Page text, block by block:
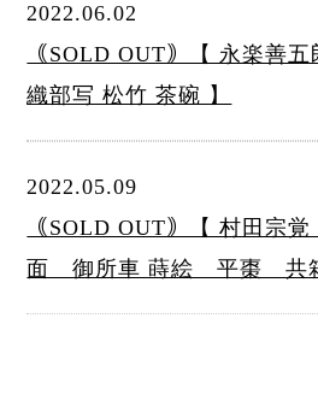
2022.06.02
｟SOLD OUT｠【 永楽善
織部写 松竹 茶碗 】
2022.05.09
｟SOLD OUT｠【 村田
面 御所車 蒔絵 平棗 共箱